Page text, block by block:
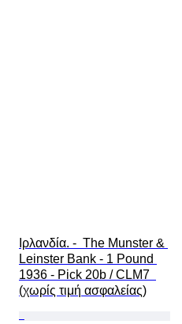
Ιρλανδία. -  The Munster &
Leinster Bank - 1 Pound
1936 - Pick 20b / CLM7
(χωρίς τιμή ασφαλείας)